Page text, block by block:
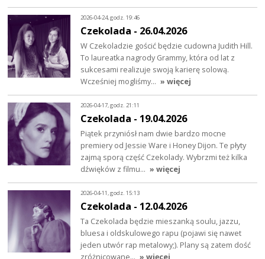
2026-04-24, godz. 19:46
Czekolada - 26.04.2026
W Czekoladzie gościć będzie cudowna Judith Hill.
To laureatka nagrody Grammy, która od lat z
sukcesami realizuje swoją karierę solową.
Wcześniej mogliśmy… » więcej
2026-04-17, godz. 21:11
Czekolada - 19.04.2026
Piątek przyniósł nam dwie bardzo mocne
premiery od Jessie Ware i Honey Dijon. Te płyty
zajmą sporą część Czekolady. Wybrzmi też kilka
dźwięków z filmu… » więcej
2026-04-11, godz. 15:13
Czekolada - 12.04.2026
Ta Czekolada będzie mieszanką soulu, jazzu,
bluesa i oldskulowego rapu (pojawi się nawet
jeden utwór rap metalowy;). Plany są zatem dość
zróżnicowane… » więcej